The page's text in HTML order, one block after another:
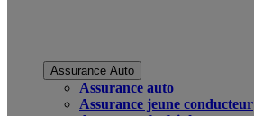
Assurance Auto
Assurance auto
Assurance jeune conducteur